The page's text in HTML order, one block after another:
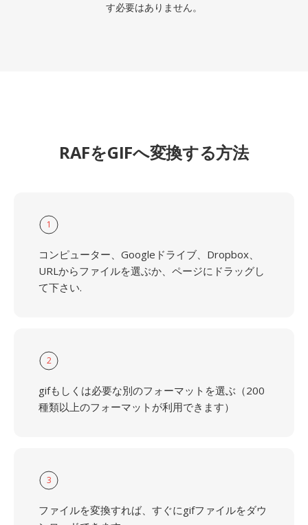
す必要はありません。
RAFをGIFへ変換する方法
1
コンピューター、Googleドライブ、Dropbox、
URLからファイルを選ぶか、ページにドラッグし
て下さい.
2
gifもしくは必要な別のフォーマットを選ぶ（200
種類以上のフォーマットが利用できます）
3
ファイルを変換すれば、すぐにgifファイルをダウ